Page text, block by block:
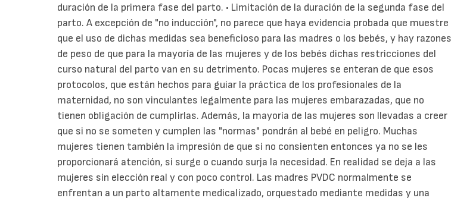
duración de la primera fase del parto. • Limitación de la duración de la segunda fase del
parto. A excepción de "no inducción", no parece que haya evidencia probada que muestre
que el uso de dichas medidas sea beneficioso para las madres o los bebés, y hay razones
de peso de que para la mayoría de las mujeres y de los bebés dichas restricciones del
curso natural del parto van en su detrimento. Pocas mujeres se enteran de que esos
protocolos, que están hechos para guiar la práctica de los profesionales de la
maternidad, no son vinculantes legalmente para las mujeres embarazadas, que no
tienen obligación de cumplirlas. Además, la mayoría de las mujeres son llevadas a creer
que si no se someten y cumplen las "normas" pondrán al bebé en peligro. Muchas
mujeres tienen también la impresión de que si no consienten entonces ya no se les
proporcionará atención, si surge o cuando surja la necesidad. En realidad se deja a las
mujeres sin elección real y con poco control. Las madres PVDC normalmente se
enfrentan a un parto altamente medicalizado, orquestado mediante medidas y una